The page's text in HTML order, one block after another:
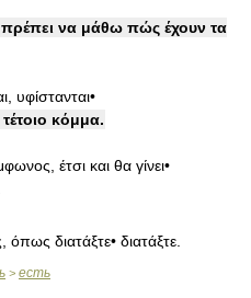
να μάθω πώς έχουν τα
υφίστανται•
κόμμα.
έτσι και θα γίνει•
όπως διατάξτε• διατάξτε.
> есть